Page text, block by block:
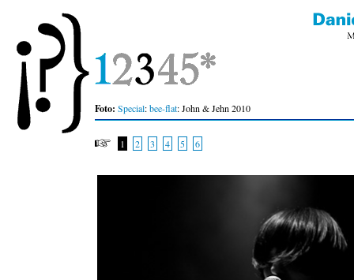
Foto: Special:bee-flat: John & Jehn 2010
1 2 3 4 5 6